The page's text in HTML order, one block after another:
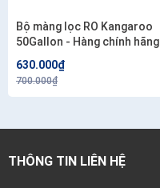
Bộ màng lọc RO Kangaroo
50Gallon - Hàng chính hãng
630.000₫
700.000₫
THÔNG TIN LIÊN HỆ